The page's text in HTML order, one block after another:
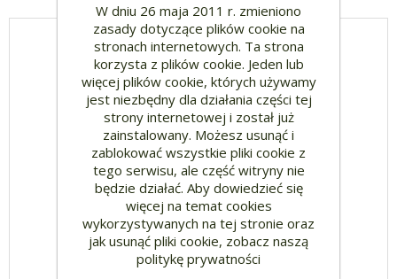
MISTERIUM EUCHARYSTII
W dniu 26 maja 2011 r. zmieniono
zasady dotyczące plików cookie na
stronach internetowych. Ta strona
korzysta z plików cookie. Jeden lub
więcej plików cookie, których używamy
jest niezbędny dla działania części tej
strony internetowej i został już
zainstalowany. Możesz usunąć i
zablokować wszystkie pliki cookie z
tego serwisu, ale część witryny nie
będzie działać. Aby dowiedzieć się
więcej na temat cookies
wykorzystywanych na tej stronie oraz
jak usunąć pliki cookie, zobacz naszą
politykę prywatności